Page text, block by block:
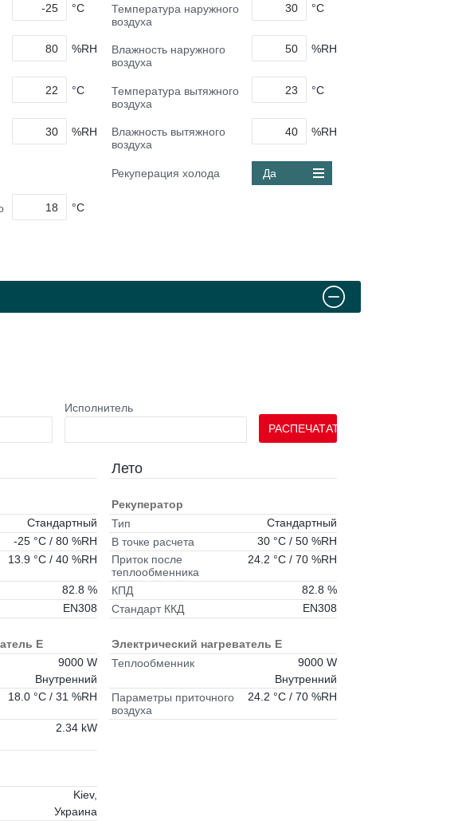
°C
%RH
°C
%RH
°C
Температура наружного
воздуха
°C
Влажность наружного
воздуха
%RH
Температура вытяжного
воздуха
°C
Влажность вытяжного
воздуха
%RH
Рекуперация холода Да
Исполнитель
РАСПЕЧАТАТЬ
Стандартный
-25 °C / 80 %RH
13.9 °C / 40 %RH
82.8 %
EN308
E
9000 W
Внутренний
18.0 °C / 31 %RH
2.34 kW
Kiev,
Украина
Лето
Рекуператор
Тип
Стандартный
В точке расчета
30 °C / 50 %RH
Приток после
теплообменника
24.2 °C / 70 %RH
КПД
82.8 %
Стандарт ККД
EN308
Электрический нагреватель E
Теплообменник
9000 W
Внутренний
Параметры приточного
воздуха
24.2 °C / 70 %RH